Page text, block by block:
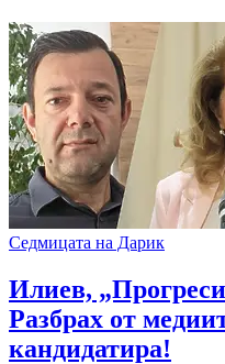
Седмицата на Дарик
Илиев,
Разбрах от
кандидатира!